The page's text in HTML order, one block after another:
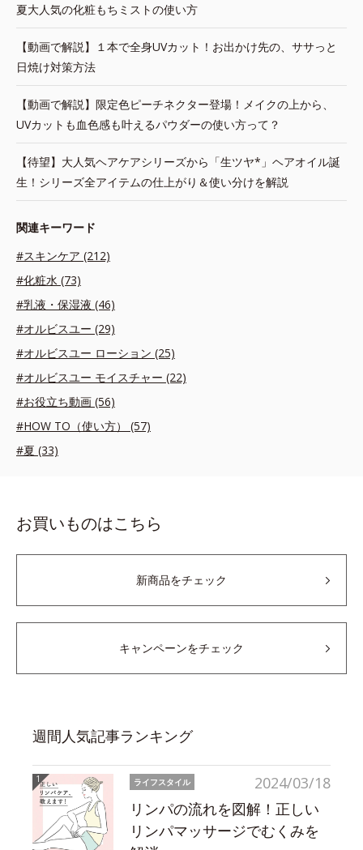
夏大人気の化粧もちミストの使い方
【動画で解説】１本で全身UVカット！お出かけ先の、ササっと
日焼け対策方法
【動画で解説】限定色ピーチネクター登場！メイクの上から、
UVカットも血色感も叶えるパウダーの使い方って？
【待望】大人気ヘアケアシリーズから「生ツヤ*」ヘアオイル誕
生！シリーズ全アイテムの仕上がり＆使い分けを解説
関連キーワード
#スキンケア (212)
#化粧水 (73)
#乳液・保湿液 (46)
#オルビスユー (29)
#オルビスユー ローション (25)
#オルビスユー モイスチャー (22)
#お役立ち動画 (56)
#HOW TO（使い方） (57)
#夏 (33)
お買いものはこちら
新商品をチェック
キャンペーンをチェック
週間人気記事ランキング
2024/03/18
ライフスタイル
リンパの流れを図解！正しい
リンパマッサージでむくみを